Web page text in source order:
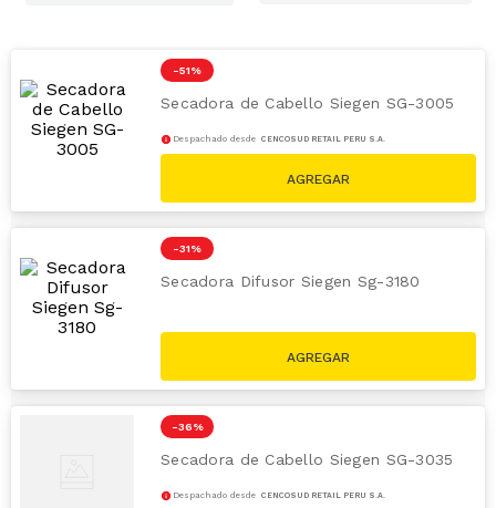
-51 %
Secadora de Cabello Siegen SG-3005
Despachado desde CENCOSUD RETAIL PERÚ S.A.
S/
-31 %
Secadora Difusor Siegen Sg-3180
S/
-36 %
Secadora de Cabello Siegen SG-3035
Despachado desde CENCOSUD RETAIL PERÚ S.A.